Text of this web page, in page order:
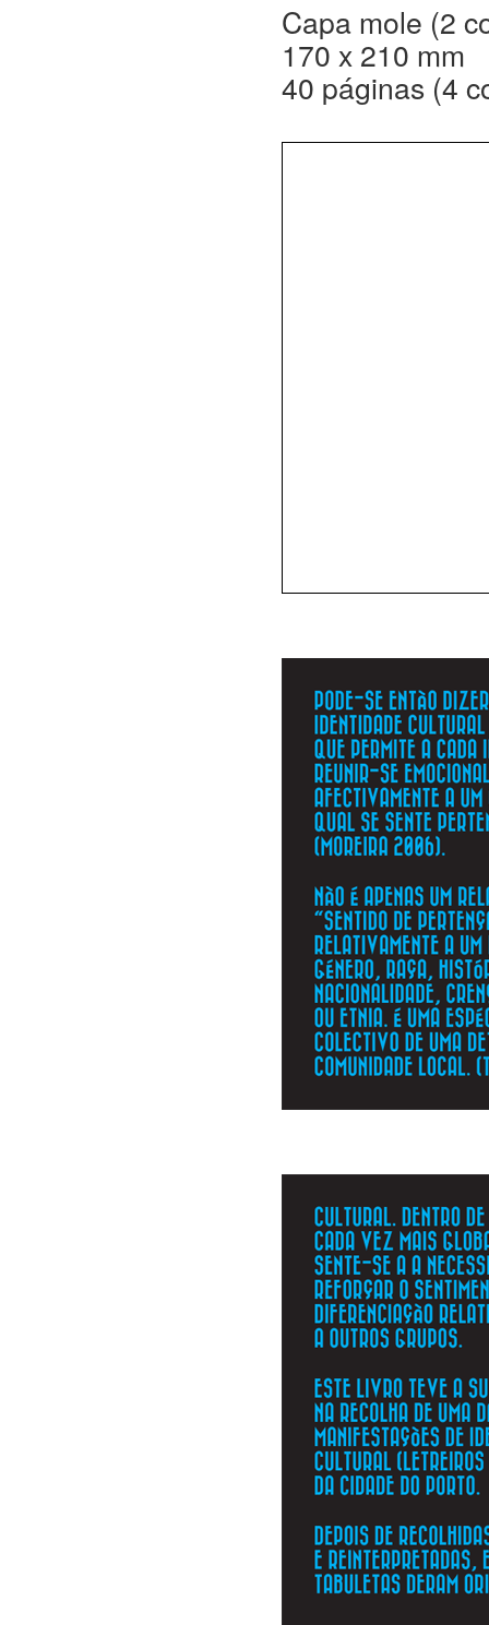
Capa mole (2
170 x 210 mm
40 páginas (4